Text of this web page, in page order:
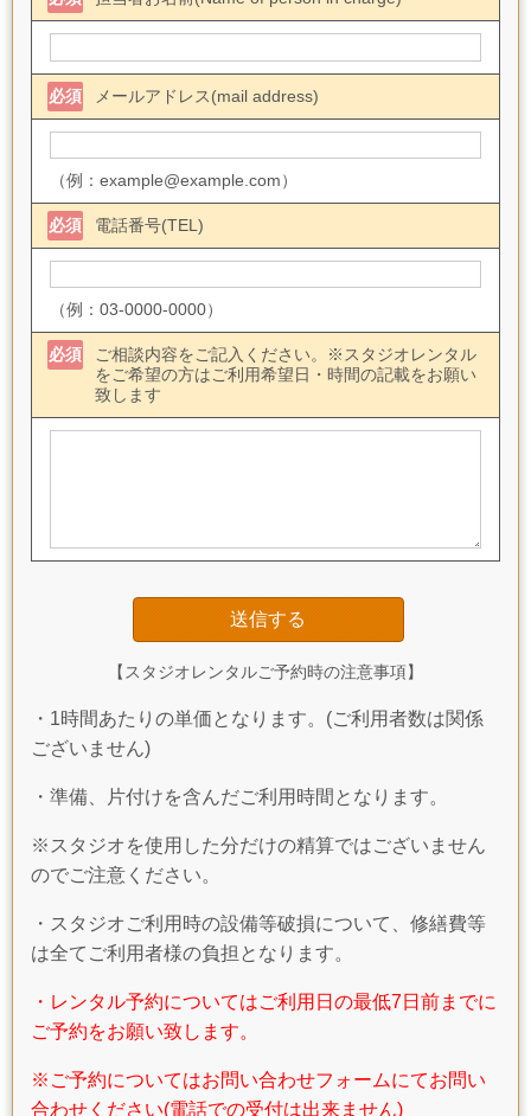
メールアドレス(mail address)
必須
（例：example@example.com）
電話番号(TEL)
必須
（例：03-0000-0000）
ご相談内容をご記入ください。※スタジオレンタル
をご希望の方はご利用希望日・時間の記載をお願い
致します
必須
【スタジオレンタルご予約時の注意事項】
・1時間あたりの単価となります。(ご利用者数は関係
ございません)
・準備、片付けを含んだご利用時間となります。
※スタジオを使用した分だけの精算ではございません
のでご注意ください。
・スタジオご利用時の設備等破損について、修繕費等
は全てご利用者様の負担となります。
・レンタル予約についてはご利用日の最低7日前までに
ご予約をお願い致します。
※ご予約についてはお問い合わせフォームにてお問い
合わせください(電話での受付は出来ません)